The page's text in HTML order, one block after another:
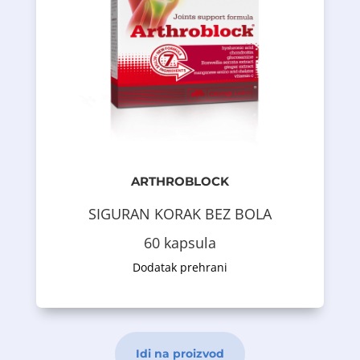
ARTHROBLOCK
SIGURAN KORAK BEZ BOLA
60 kapsula
Dodatak prehrani
Opis proizvoda
pojavljuju u ljudskom tijelu.
glavnih komponenti vezivnog tkiva,
uglavnom zglobnog tkiva
• Ekstrakt Boswellia serrata - sa 60%
sadržaja bosvelne kiseline, podržava
održavanje pokretljivosti zglobova;
• Ekstrakt korijena đumbira (Zingiber
officinale L.) - doprinosi održavanju
pokretljivosti zglobova
• Vitamin C - doprinosi pravilnoj
Idi na proizvod